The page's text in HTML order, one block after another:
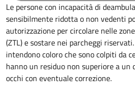
Le persone con incapacità di
sensibilmente ridotta o non vedenti
autorizzazione per circolare nelle
(ZTL) e sostare nei parcheggi
intendono coloro che sono colpiti da
hanno un residuo non superiore a un
occhi con eventuale correzione.